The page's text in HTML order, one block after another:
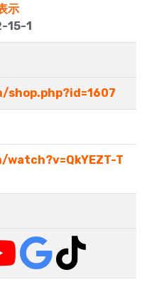
示
15-1
T